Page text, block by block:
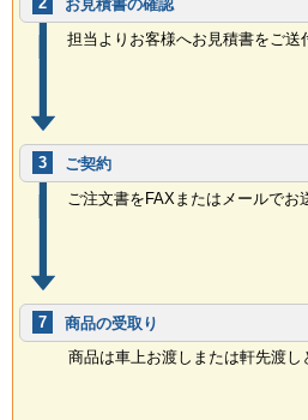
お見積書の確認
担当よりお客様へお見積書をご送
3
ご契約
ご注文書をFAXまたはメールでお
7
商品の受取り
商品は車上お渡しまたは軒先渡し